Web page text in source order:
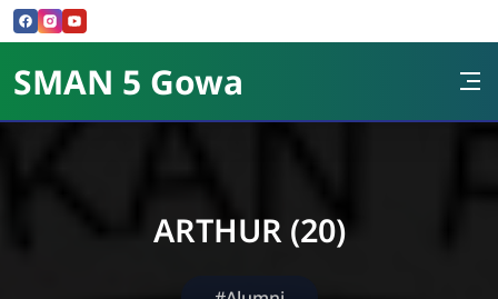
Skip to Content
SMAN 5 Gowa
ARTHUR (20)